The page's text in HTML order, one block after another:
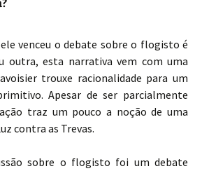
venceu o debate sobre o flogisto é
outra, esta narrativa vem com uma
trouxe racionalidade para um
Apesar de ser parcialmente
traz um pouco a noção de uma
contra as Trevas.
sobre o flogisto foi um debate